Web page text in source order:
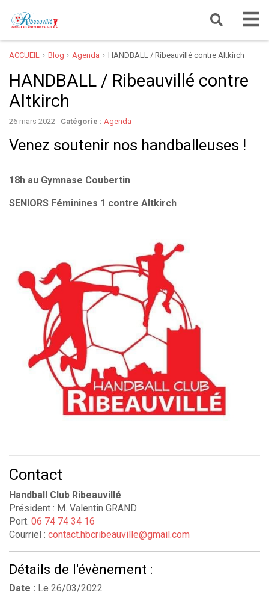
ACCUEIL Blog Agenda HANDBALL / Ribeauvillé contre Altkirch
HANDBALL / Ribeauvillé contre
Altkirch
26 mars 2022 Catégorie : Agenda
Venez soutenir nos handballeuses !
18h au Gymnase Coubertin
SENIORS Féminines 1 contre Altkirch
Contact
Handball Club Ribeauvillé
Président : M. Valentin GRAND
Port. 06 74 74 34 16
Courriel : contact.hbcribeauville@gmail.com
Détails de l'évènement :
Date : Le 26/03/2022